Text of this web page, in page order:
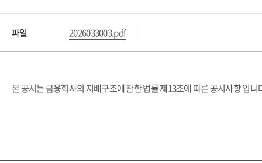
파일 2026033003.pdf
본 공시는 금융회사의 지배구조에 관한 법률 제13조에 따른 공시사항 입니